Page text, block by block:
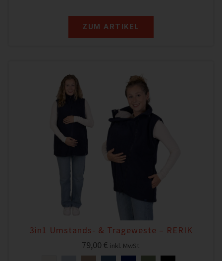
ZUM ARTIKEL
3in1 Umstands- & Trageweste – RERIK
79,00 € inkl. MwSt.